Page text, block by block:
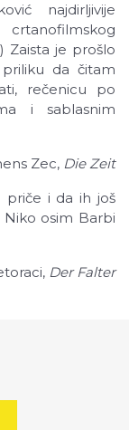
najdirljivije
Zaista je prošlo
da čitam
rečenicu po
i sablasnim
Zec, Die Zeit
priče i da ih još
osim Barbi
Der Falter